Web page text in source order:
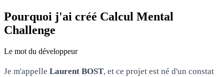
Pourquoi j'ai créé Calcul Mental
Challenge
Le mot du développeur
Je m'appelle Laurent BOST, et ce projet est né d'un constat